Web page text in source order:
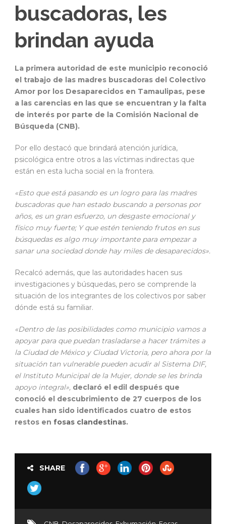
buscadoras, les
brindan ayuda
La primera autoridad de este municipio reconoció
el trabajo de las madres buscadoras del Colectivo
Amor por los Desaparecidos en Tamaulipas, pese
a las carencias en las que se encuentran y la falta
de interés por parte de la Comisión Nacional de
Búsqueda (CNB).
Por ello destacó que brindará atención jurídica,
psicológica entre otros a las víctimas indirectas que
están en esta lucha social en la frontera.
«Esto que está pasando es un logro para las madres
buscadoras que han estado buscando a personas por
años, es un gran esfuerzo, un desgaste emocional y
físico muy fuerte; Y que estén teniendo frutos en sus
búsquedas es algo muy importante para empezar a
sanar una sociedad donde hay miles de desaparecidos».
Recalcó además, que las autoridades hacen sus
investigaciones y búsquedas, pero se comprende la
situación de los integrantes de los colectivos por saber
dónde está su familiar.
«Dentro de las posibilidades como municipio vamos a
apoyar para que puedan trasladarse a hacer trámites a
la Ciudad de México y Ciudad Victoria, pero ahora por la
situación tan vulnerable pueden acudir al Sistema DIF,
el Instituto Municipal de la Mujer, donde se les brinda
apoyo integral», declaró el edil después que
conoció el descubrimiento de 27 cuerpos de los
cuales han sido identificados cuatro de estos
restos en fosas clandestinas.
SHARE